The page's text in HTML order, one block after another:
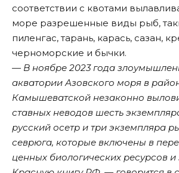
соответствии с квотами
море разрешенные виды рыб,
пиленгас, тарань, карась, сазан,
черноморские и бычки.
— В ноябре 2023 года
акватории Азовского моря в
Камышеватской незаконно
ставных неводов шесть
русский осетр и три экземпляра
севрюга, которые включены в
ценных биологических ресурсов